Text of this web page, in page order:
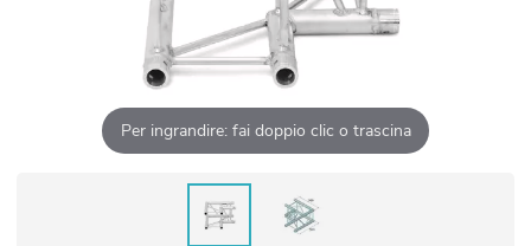
Per ingrandire: fai doppio clic o trascina